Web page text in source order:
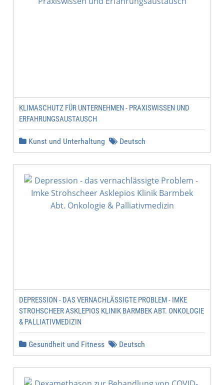
KLIMASCHUTZ FÜR UNTERNEHMEN - PRAXISWISSEN UND
ERFAHRUNGSAUSTAUSCH
Kunst und Unterhaltung Deutsch
DEPRESSION - DAS VERNACHLÄSSIGTE PROBLEM - IMKE
STROHSCHEER ASKLEPIOS KLINIK BARMBEK ABT. ONKOLOGIE
& PALLIATIVMEDIZIN
Gesundheit und Fitness Deutsch